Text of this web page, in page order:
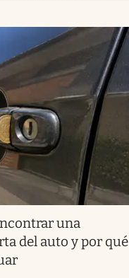
una
del auto y por qué